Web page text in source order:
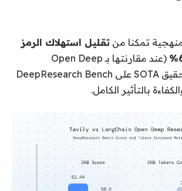
تمكنا من تقليل استهلاك الرمز
(عند مقارنتها بـ Open Deep
Research) مع تحقيق SOTA على DeepResearch Bench
بالتأثير الكامل.